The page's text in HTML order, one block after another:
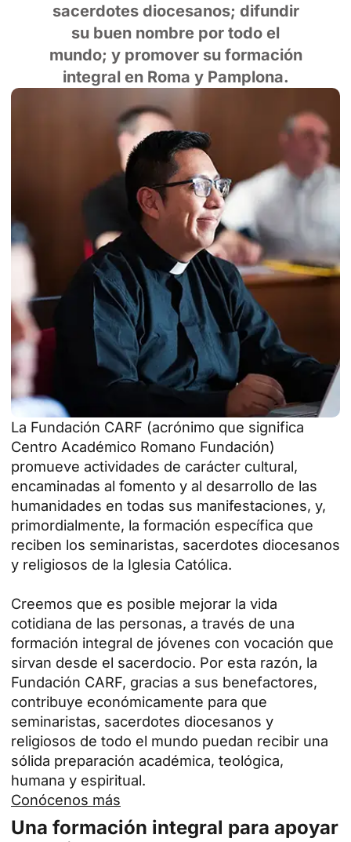
sacerdotes diocesanos; difundir
su buen nombre por todo el
mundo; y promover su formación
integral en Roma y Pamplona.
La Fundación CARF (acrónimo que significa
Centro Académico Romano Fundación)
promueve actividades de carácter cultural,
encaminadas al fomento y al desarrollo de las
humanidades en todas sus manifestaciones, y,
primordialmente, la formación específica que
reciben los seminaristas, sacerdotes diocesanos
y religiosos de la Iglesia Católica.
Creemos que es posible mejorar la vida
cotidiana de las personas, a través de una
formación integral de jóvenes con vocación que
sirvan desde el sacerdocio. Por esta razón, la
Fundación CARF, gracias a sus benefactores,
contribuye económicamente para que
seminaristas, sacerdotes diocesanos y
religiosos de todo el mundo puedan recibir una
sólida preparación académica, teológica,
humana y espiritual.
Conócenos más
Una formación integral para apoyar